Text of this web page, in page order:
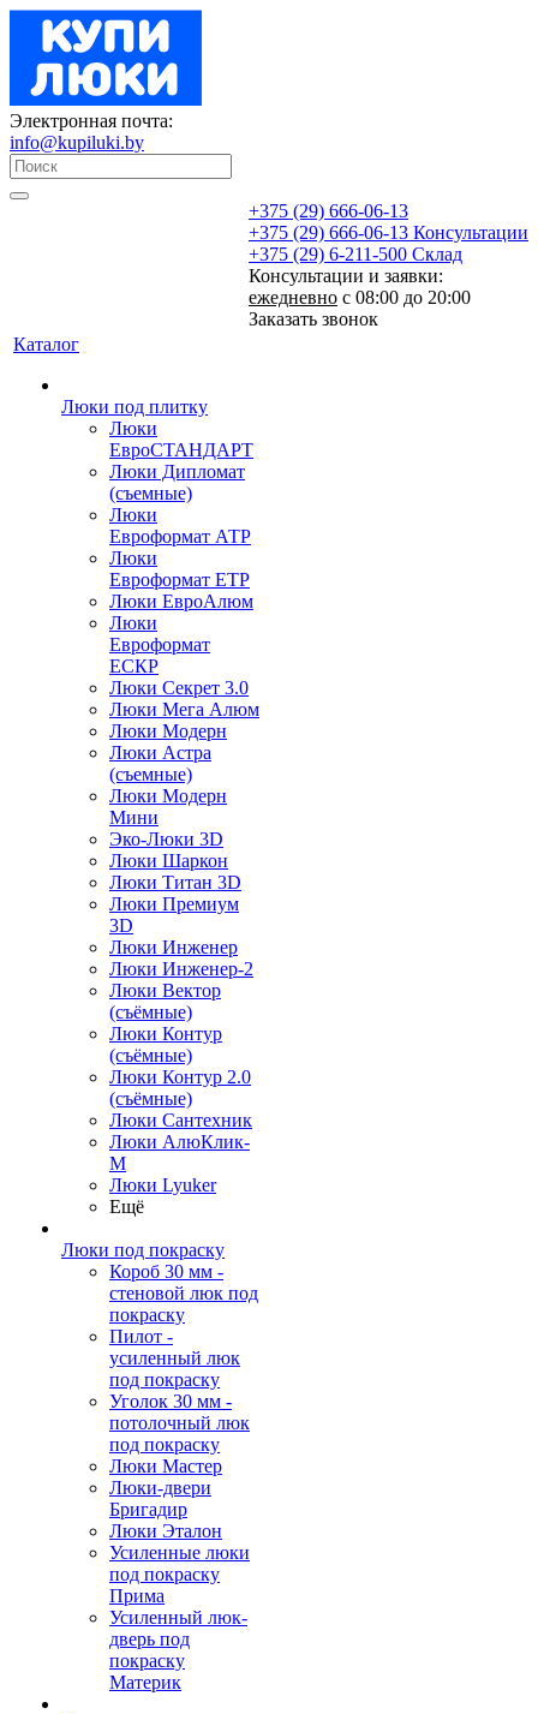
Электронная почта:
info@kupiluki.by
+375 (29) 666-06-13
+375 (29) 666-06-13 Консультации
+375 (29) 6-211-500 Склад
Консультации и заявки:
ежедневно с 08:00 до 20:00
Заказать звонок
Каталог
Люки под плитку
Люки
ЕвроСТАНДАРТ
Люки Дипломат
(съемные)
Люки
Евроформат АТР
Люки
Евроформат ЕТР
Люки ЕвроАлюм
Люки
Евроформат
ЕСКР
Люки Секрет 3.0
Люки Мега Алюм
Люки Модерн
Люки Астра
(съемные)
Люки Модерн
Мини
Эко-Люки 3D
Люки Шаркон
Люки Титан 3D
Люки Премиум
3D
Люки Инженер
Люки Инженер-2
Люки Вектор
(съёмные)
Люки Контур
(съёмные)
Люки Контур 2.0
(съёмные)
Люки Сантехник
Люки АлюКлик-
М
Люки Lyuker
Ещё
Люки под покраску
Короб 30 мм -
стеновой люк под
покраску
Пилот -
усиленный люк
под покраску
Уголок 30 мм -
потолочный люк
под покраску
Люки Мастер
Люки-двери
Бригадир
Люки Эталон
Усиленные люки
под покраску
Прима
Усиленный люк-
дверь под
покраску
Материк